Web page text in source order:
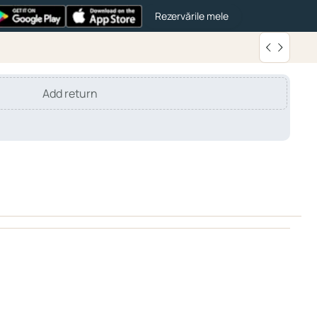
Rezervările mele
Add return